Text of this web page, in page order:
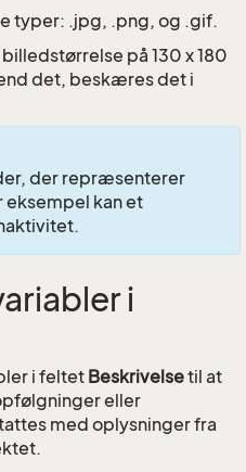
typer: .jpg, .png, og .gif.
på 130 x 180
det, beskæres det i
der repræsenterer
eksempel kan et
i
i feltet Beskrivelsetil at
eller
med oplysninger fra